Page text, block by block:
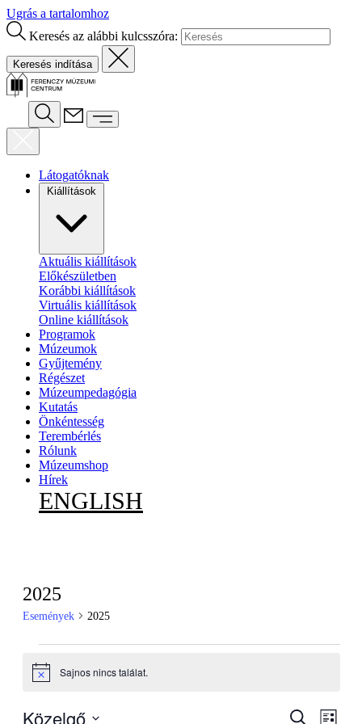
Ugrás a tartalomhoz
Keresés az alábbi kulcsszóra:
Látogatóknak
Kiállítások
Aktuális kiállítások
Előkészületben
Korábbi kiállítások
Virtuális kiállítások
Online kiállítások
Programok
Múzeumok
Gyűjtemény
Régészet
Múzeumpedagógia
Kutatás
Önkéntesség
Terembérlés
Rólunk
Múzeumshop
Hírek
ENGLISH
2025
Események 2025
Notice Sajnos nincs találat.
Keresett
Közelgő